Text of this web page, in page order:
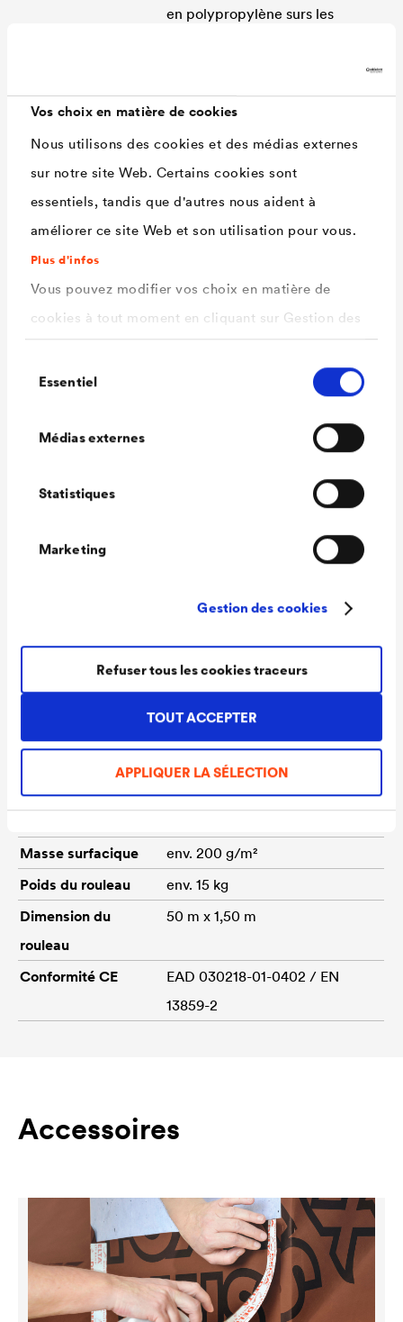
Vos choix en matière de cookies
Nous utilisons des cookies et des médias externes
sur notre site Web. Certains cookies sont
essentiels, tandis que d'autres nous aident à
améliorer ce site Web et son utilisation pour vous.
Plus d'infos
Vous pouvez modifier vos choix en matière de
cookies à tout moment en cliquant sur Gestion des
informations dans notre
politique de confidentialité
Sélectionnez les cookies que vous souhaitez
duEssentiel
Médias externes
Statistiques
Marketing
Gestion des cookies
TOUT ACCEPTER
APPLIQUER LA SÉLECTION
Refuser tous les cookies traceurs
en polypropylène surs les
polypropylène. Avec deux
Classification feu
5.2 (VKF)
Résistance en
traction
env. 370/270 N/5 cm (EN
Étanchéité à l'eau
Classe W1 (EN 1928)
Valeur Sd
env. 0,08 m (EN ISO 12572)
températures
maximale à court
(< 8h / jour)
d'exposition aux
construction
4 semaines
vieillissement
réussie (fiche produit ZVDH,
tableau 1)
Masse surfacique
env. 200 g/m²
Poids du rouleau
env. 15 kg
Dimension du
rouleau
50 m x 1,50 m
Conformité CE
EAD 030218-01-0402 / EN
13859-2
Accessoires